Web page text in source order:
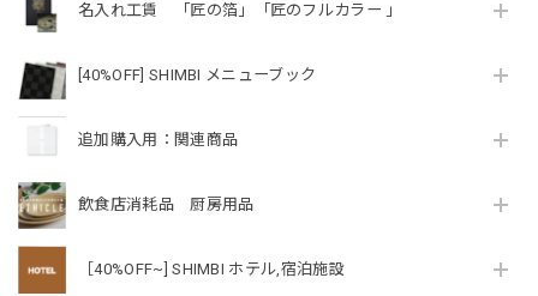
名入れ工賃 「匠の箔」「匠のフルカラー 」
[40%OFF] SHIMBI メニューブック
追加購入用：関連商品
飲食店消耗品 厨房用品
［40%OFF~] SHIMBI ホテル,宿泊施設